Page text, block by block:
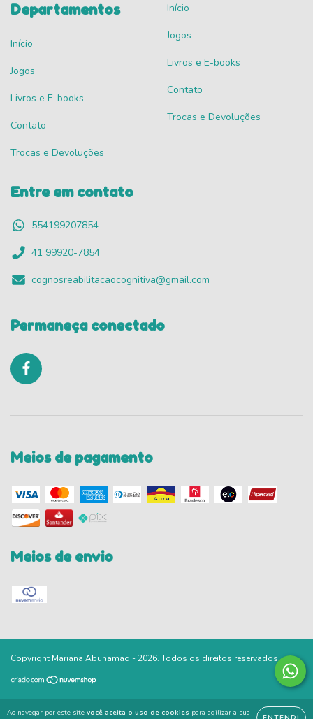
Ao navegar por este site você aceita o uso de cookies para agilizar a sua
Departamentos
Início
Jogos
Livros e E-books
Contato
Trocas e Devoluções
Início
Jogos
Livros e E-books
Contato
Trocas e Devoluções
Entre em contato
554199207854
41 99920-7854
cognosreabilitacaocognitiva@gmail.com
Permaneça conectado
Meios de pagamento
Meios de envio
Copyright Mariana Abuhamad - 2026. Todos os direitos reservados.